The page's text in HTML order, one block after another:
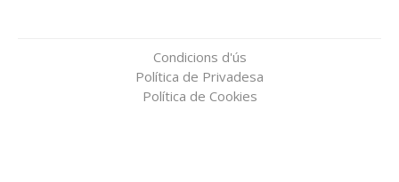
Condicions d'ús
Política de Privadesa
Política de Cookies